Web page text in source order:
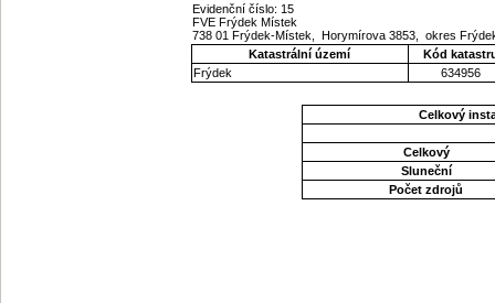
Evidenční číslo: 15
FVE Frýdek Místek
738 01 Frýdek-Místek, Horymírova 3853, okres
Katastrální území
Kód
Frýdek
634956
Celkový
Celkový
Sluneční
Počet zdrojů